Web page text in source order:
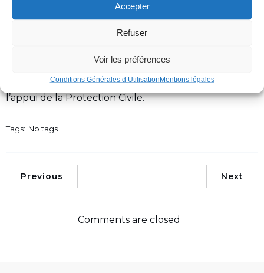
Accepter
Refuser
Voir les préférences
Conditions Générales d’UtilisationMentions légales
Notre commune se mobilise pour l’Ukraine avec
l’appui de la Protection Civile.
Tags: No tags
Previous Next
Comments are closed